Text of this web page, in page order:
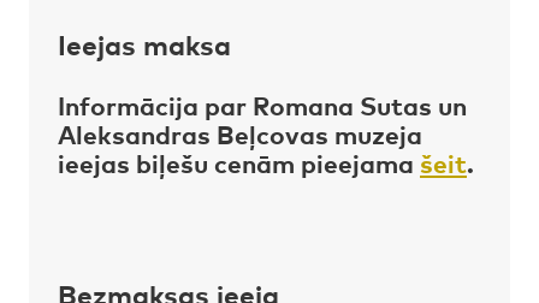
Ieejas maksa
Informācija par Romana Sutas un
Aleksandras Beļcovas muzeja
ieejas biļešu cenām pieejama šeit.
Bezmaksas ieeja